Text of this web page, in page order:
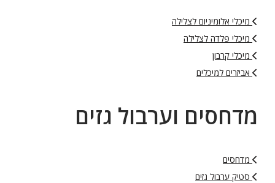
מיכלי אלומיניום לצלילה
מיכלי פלדה לצלילה
מיכלי קרבון
אביזרים למיכלים
מדחסים וערבול גזים
מדחסים
סטיק ערבול גזים